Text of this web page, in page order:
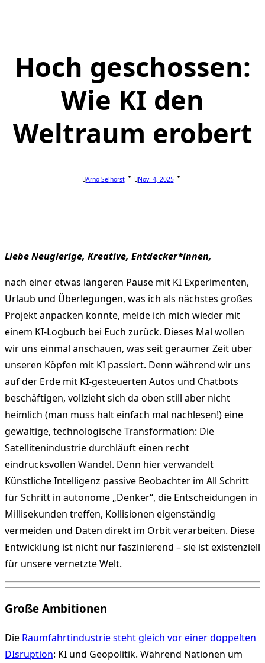
Hoch geschossen:
Wie KI den
Weltraum erobert
Arno Selhorst Nov. 4, 2025
Liebe Neugierige, Kreative, Entdecker*innen,
nach einer etwas längeren Pause mit KI Experimenten,
Urlaub und Überlegungen, was ich als nächstes großes
Projekt anpacken könnte, melde ich mich wieder mit
einem KI-Logbuch bei Euch zurück. Dieses Mal wollen
wir uns einmal anschauen, was seit geraumer Zeit über
unseren Köpfen mit KI passiert. Denn während wir uns
auf der Erde mit KI-gesteuerten Autos und Chatbots
beschäftigen, vollzieht sich da oben still aber nicht
heimlich (man muss halt einfach mal nachlesen!) eine
gewaltige, technologische Transformation: Die
Satellitenindustrie durchläuft einen recht
eindrucksvollen Wandel. Denn hier verwandelt
Künstliche Intelligenz passive Beobachter im All Schritt
für Schritt in autonome „Denker“, die Entscheidungen in
Millisekunden treffen, Kollisionen eigenständig
vermeiden und Daten direkt im Orbit verarbeiten. Diese
Entwicklung ist nicht nur faszinierend – sie ist existenziell
für unsere vernetzte Welt.
Große Ambitionen
Die Raumfahrtindustrie steht gleich vor einer doppelten
DIsruption: KI und Geopolitik. Während Nationen um